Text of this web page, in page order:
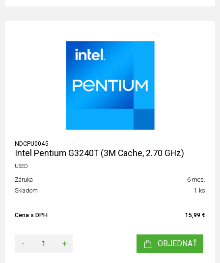
NDCPU0045
Intel Pentium G3240T (3M Cache, 2.70 GHz)
USED
Záruka
6 mes.
Skladom
1 ks
Cena s DPH 15,99 €
- + OBJEDNAŤ